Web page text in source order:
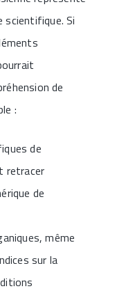
scientifique. Si
de
:
de
retracer
de
même
sur la